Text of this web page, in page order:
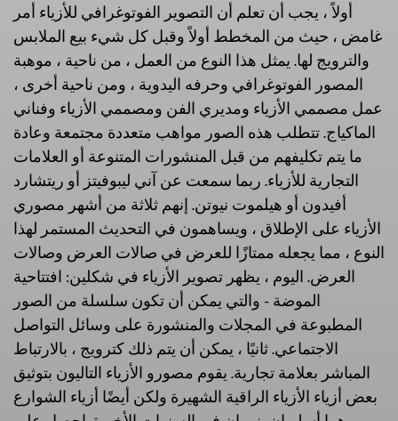
أولاً ، يجب أن تعلم أن التصوير الفوتوغرافي للأزياء أمر
غامض ، حيث من المخطط أولاً وقبل كل شيء بيع الملابس
والترويج لها. يمثل هذا النوع من العمل ، من ناحية ، موهبة
المصور الفوتوغرافي وحرفه اليدوية ، ومن ناحية أخرى ،
عمل مصممي الأزياء ومديري الفن ومصممي الأزياء وفناني
الماكياج. تتطلب هذه الصور مواهب متعددة مجتمعة وعادة
ما يتم تكليفهم من قبل المنشورات المتنوعة أو العلامات
التجارية للأزياء. ربما سمعت عن آني ليبوفيتز أو ريتشارد
أفيدون أو هيلموت نيوتن. إنهم ثلاثة من أشهر مصوري
الأزياء على الإطلاق ، ويساهمون في التحديث المستمر لهذا
النوع ، مما يجعله ممتازًا للعرض في صالات العرض وصالات
العرض. اليوم ، يظهر تصوير الأزياء في شكلين: افتتاحية
الموضة - والتي يمكن أن تكون سلسلة من الصور
المطبوعة في المجلات والمنشورة على وسائل التواصل
الاجتماعي. ثانيًا ، يمكن أن يتم ذلك كترويج ، بالارتباط
المباشر بعلامة تجارية. يقوم مصورو الأزياء التاليون بتوثيق
بعض أزياء الأزياء الراقية الشهيرة ولكن أيضًا أزياء الشوارع